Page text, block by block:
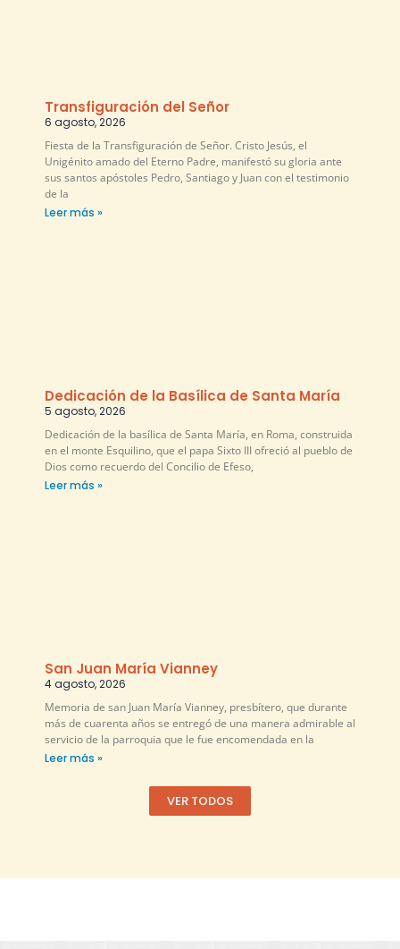
Transfiguración del Señor
6 agosto, 2026
Fiesta de la Transfiguración de Señor. Cristo Jesús, el
Unigénito amado del Eterno Padre, manifestó su gloria ante
sus santos apóstoles Pedro, Santiago y Juan con el testimonio
de la
Leer más »
Dedicación de la Basílica de Santa María
5 agosto, 2026
Dedicación de la basílica de Santa María, en Roma, construida
en el monte Esquilino, que el papa Sixto III ofreció al pueblo de
Dios como recuerdo del Concilio de Efeso,
Leer más »
San Juan María Vianney
4 agosto, 2026
Memoria de san Juan María Vianney, presbítero, que durante
más de cuarenta años se entregó de una manera admirable al
servicio de la parroquia que le fue encomendada en la
Leer más »
VER TODOS